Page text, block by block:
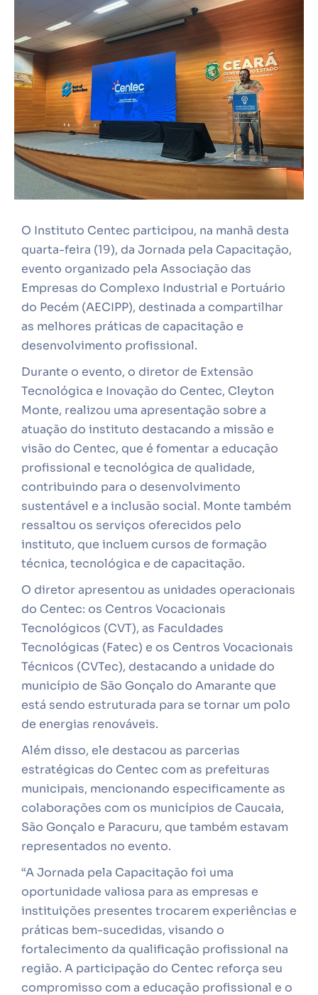
O Instituto Centec participou, na manhã desta
quarta-feira (19), da Jornada pela Capacitação,
evento organizado pela Associação das
Empresas do Complexo Industrial e Portuário
do Pecém (AECIPP), destinada a compartilhar
as melhores práticas de capacitação e
desenvolvimento profissional.
Durante o evento, o diretor de Extensão
Tecnológica e Inovação do Centec, Cleyton
Monte, realizou uma apresentação sobre a
atuação do instituto destacando a missão e
visão do Centec, que é fomentar a educação
profissional e tecnológica de qualidade,
contribuindo para o desenvolvimento
sustentável e a inclusão social. Monte também
ressaltou os serviços oferecidos pelo
instituto, que incluem cursos de formação
técnica, tecnológica e de capacitação.
O diretor apresentou as unidades operacionais
do Centec: os Centros Vocacionais
Tecnológicos (CVT), as Faculdades
Tecnológicas (Fatec) e os Centros Vocacionais
Técnicos (CVTec), destacando a unidade do
município de São Gonçalo do Amarante que
está sendo estruturada para se tornar um polo
de energias renováveis.
Além disso, ele destacou as parcerias
estratégicas do Centec com as prefeituras
municipais, mencionando especificamente as
colaborações com os municípios de Caucaia,
São Gonçalo e Paracuru, que também estavam
representados no evento.
“A Jornada pela Capacitação foi uma
oportunidade valiosa para as empresas e
instituições presentes trocarem experiências e
práticas bem-sucedidas, visando o
fortalecimento da qualificação profissional na
região. A participação do Centec reforça seu
compromisso com a educação profissional e o